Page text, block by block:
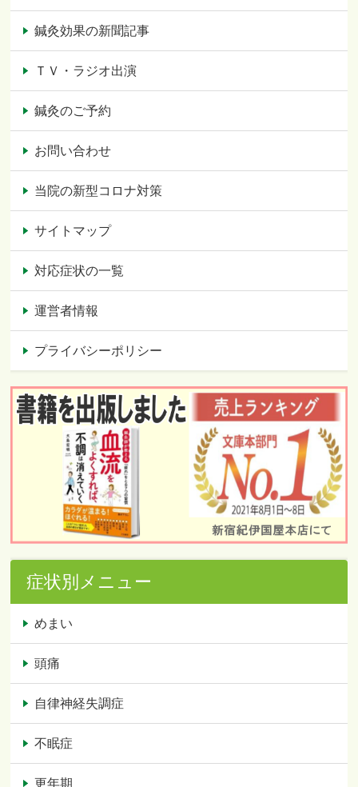
鍼灸効果の新聞記事
ＴＶ・ラジオ出演
鍼灸のご予約
お問い合わせ
当院の新型コロナ対策
サイトマップ
対応症状の一覧
運営者情報
プライバシーポリシー
症状別メニュー
めまい
頭痛
自律神経失調症
不眠症
更年期